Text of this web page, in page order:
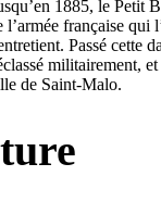
1885, le Petit
l’armée française qui
Passé cette
militairement,
de Saint-Malo.